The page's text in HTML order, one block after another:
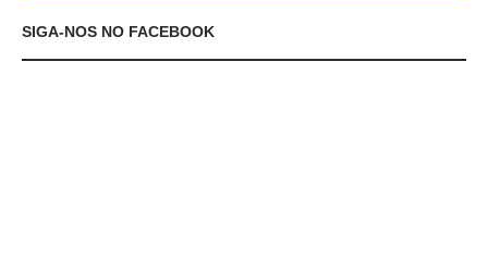
SIGA-NOS NO FACEBOOK